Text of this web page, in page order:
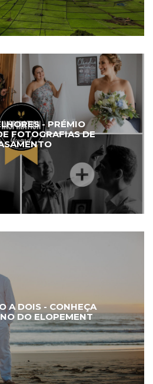
- PRÉMIO
FOTOGRAFIAS DE
A DOIS - CONHEÇA
DO ELOPEMENT